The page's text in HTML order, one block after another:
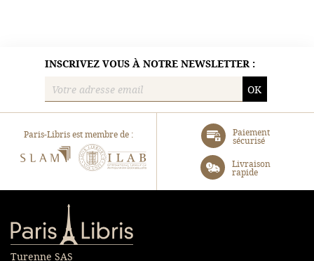
INSCRIVEZ VOUS À NOTRE NEWSLETTER :
OK
Paris-Libris est membre de :
SLAM
Paiement
sécurisé
Livraison
rapide
Turenne SAS